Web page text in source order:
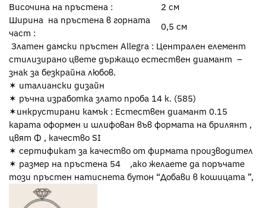
Височина на пръстена :
2 см
Ширина на пръстена в горната
част :
0,5 см
Златен дамски пръстен Allegra : Централен елемент
стилизирано цвете държащо естествен диамант –
знак за безкрайна любов.
✶ италиански дизайн
✶ ръчна изработка злато проба 14 к. (585)
✶инкрустирани камък : Естествен диамант 0.15
карата оформен и шлифован във формата на брилянт ,
цвят Ф , качество SI
✶ сертификат за качество от фирмата производител
✶ размер на пръстена 54 ,aко желаете да поръчате
този пръстен натиснета бутон “Добави в кошицата ”,